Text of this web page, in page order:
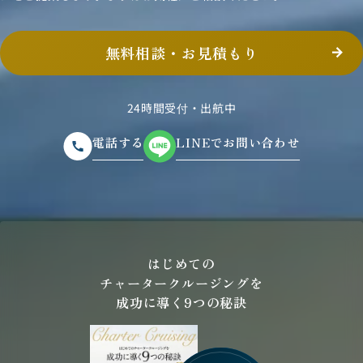
無料相談・お見積もり
24時間受付・出航中
電話する LINEでお問い合わせ
はじめての
チャータークルージングを
成功に導く9つの秘訣